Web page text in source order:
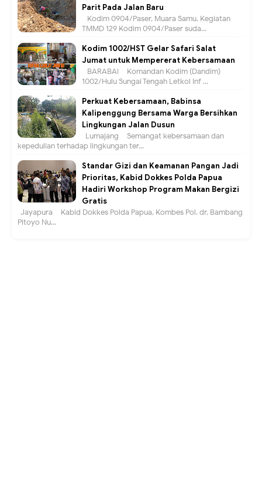
Parit Pada Jalan Baru
Kodim 0904/Paser, Muara Samu. Kegiatan
TMMD 129 Kodim 0904/Paser suda...
Kodim 1002/HST Gelar Safari Salat
Jumat untuk Mempererat Kebersamaan
BARABAI – Komandan Kodim (Dandim)
1002/Hulu Sungai Tengah Letkol Inf ...
Perkuat Kebersamaan, Babinsa
Kalipenggung Bersama Warga Bersihkan
Lingkungan Jalan Dusun
Lumajang – Semangat kebersamaan dan
kepedulian terhadap lingkungan ter...
Standar Gizi dan Keamanan Pangan Jadi
Prioritas, Kabid Dokkes Polda Papua
Hadiri Workshop Program Makan Bergizi
Gratis
Jayapura – Kabid Dokkes Polda Papua, Kombes Pol. dr. Bambang
Pitoyo Nu...